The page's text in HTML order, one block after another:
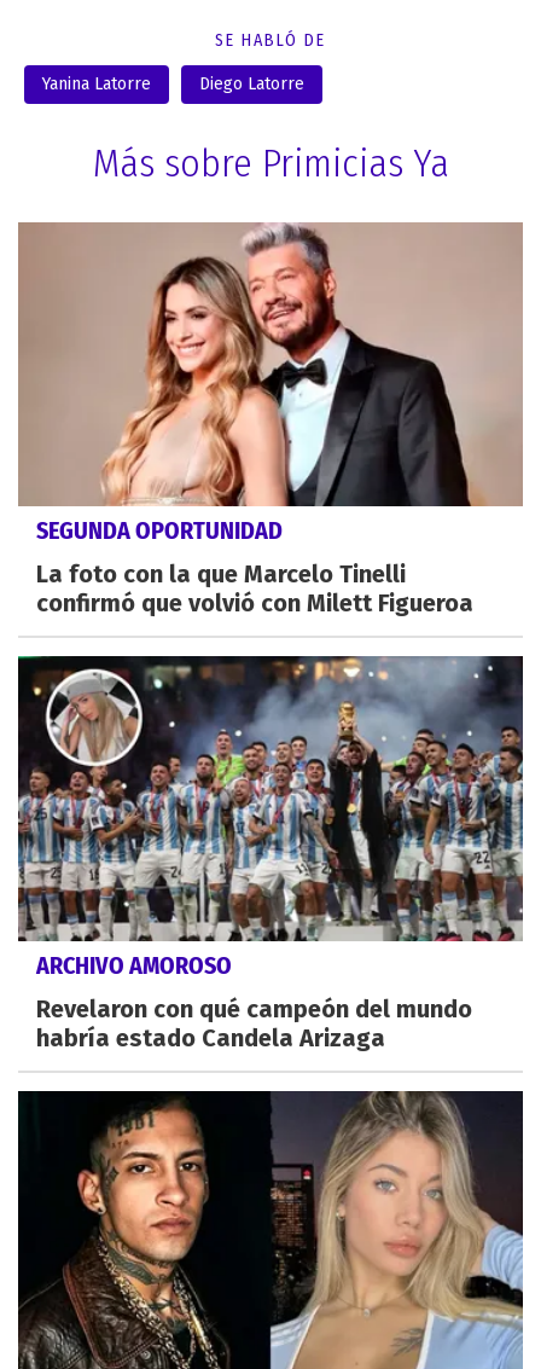
SE HABLÓ DE
Yanina Latorre Diego Latorre
Más sobre Primicias Ya
SEGUNDA OPORTUNIDAD
La foto con la que Marcelo Tinelli
confirmó que volvió con Milett Figueroa
ARCHIVO AMOROSO
Revelaron con qué campeón del mundo
habría estado Candela Arizaga